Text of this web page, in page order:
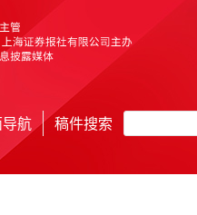
导航 稿件搜索